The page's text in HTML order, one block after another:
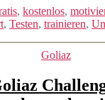
, kostenlos,
, Testen, trainieren,
Kategorien
Goliaz